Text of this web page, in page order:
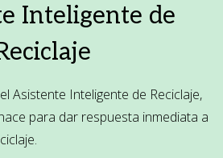
Inteligente de
Asistente Inteligente de Reciclaje,
para dar respuesta inmediata a